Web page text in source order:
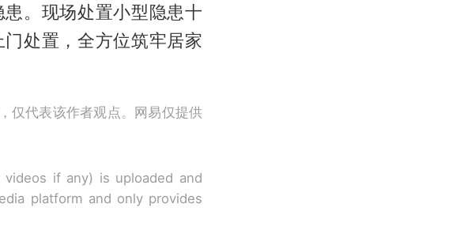
。现场处置小型隐患十
处置，全方位筑牢居家
仅代表该作者观点。网易仅提供
if any) is uploaded and
platform and only provides